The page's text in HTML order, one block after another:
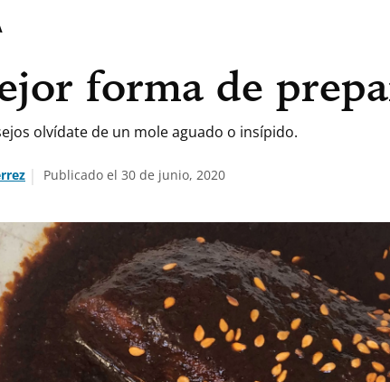
forma de
olvídate de un mole aguado o insípido.
Publicado el 30 de junio, 2020